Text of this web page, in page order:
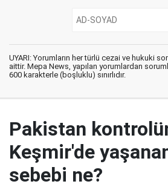
UYARI: Yorumların her türlü cezai ve hukuki
aittir. Mepa News, yapılan yorumlardan
600 karakterle (boşluklu) sınırlıdır.
Pakistan
Keşmir'de
sebebi ne?